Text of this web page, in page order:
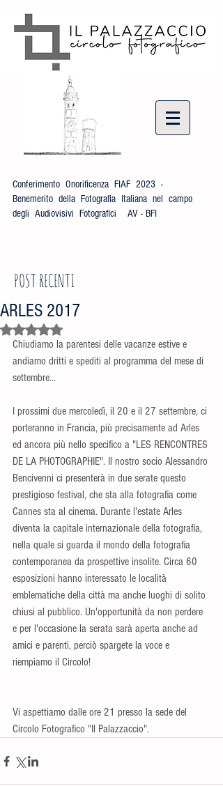
Conferimento Onorificenza FIAF 2023 -
Benemerito della Fotografia Italiana nel campo
degli Audiovisivi Fotografici AV - BFI
POST RECENTI
ARLES 2017
Valutazione NaN stelle su 5.
Chiudiamo la parentesi delle vacanze estive e
andiamo dritti e spediti al programma del mese di
settembre...
I prossimi due mercoledì, il 20 e il 27 settembre, ci
porteranno in Francia, più precisamente ad Arles
ed ancora più nello specifico a "LES RENCONTRES
DE LA PHOTOGRAPHIE". Il nostro socio Alessandro
Bencivenni ci presenterà in due serate questo
prestigioso festival, che sta alla fotografia come
Cannes sta al cinema. Durante l'estate Arles
diventa la capitale internazionale della fotografia,
nella quale si guarda il mondo della fotografia
contemporanea da prospettive insolite. Circa 60
esposizioni hanno interessato le località
emblematiche della città ma anche luoghi di solito
chiusi al pubblico. Un'opportunità da non perdere
e per l'occasione la serata sarà aperta anche ad
amici e parenti, perciò spargete la voce e
riempiamo il Circolo!
Vi aspettiamo dalle ore 21 presso la sede del
Circolo Fotografico "Il Palazzaccio".